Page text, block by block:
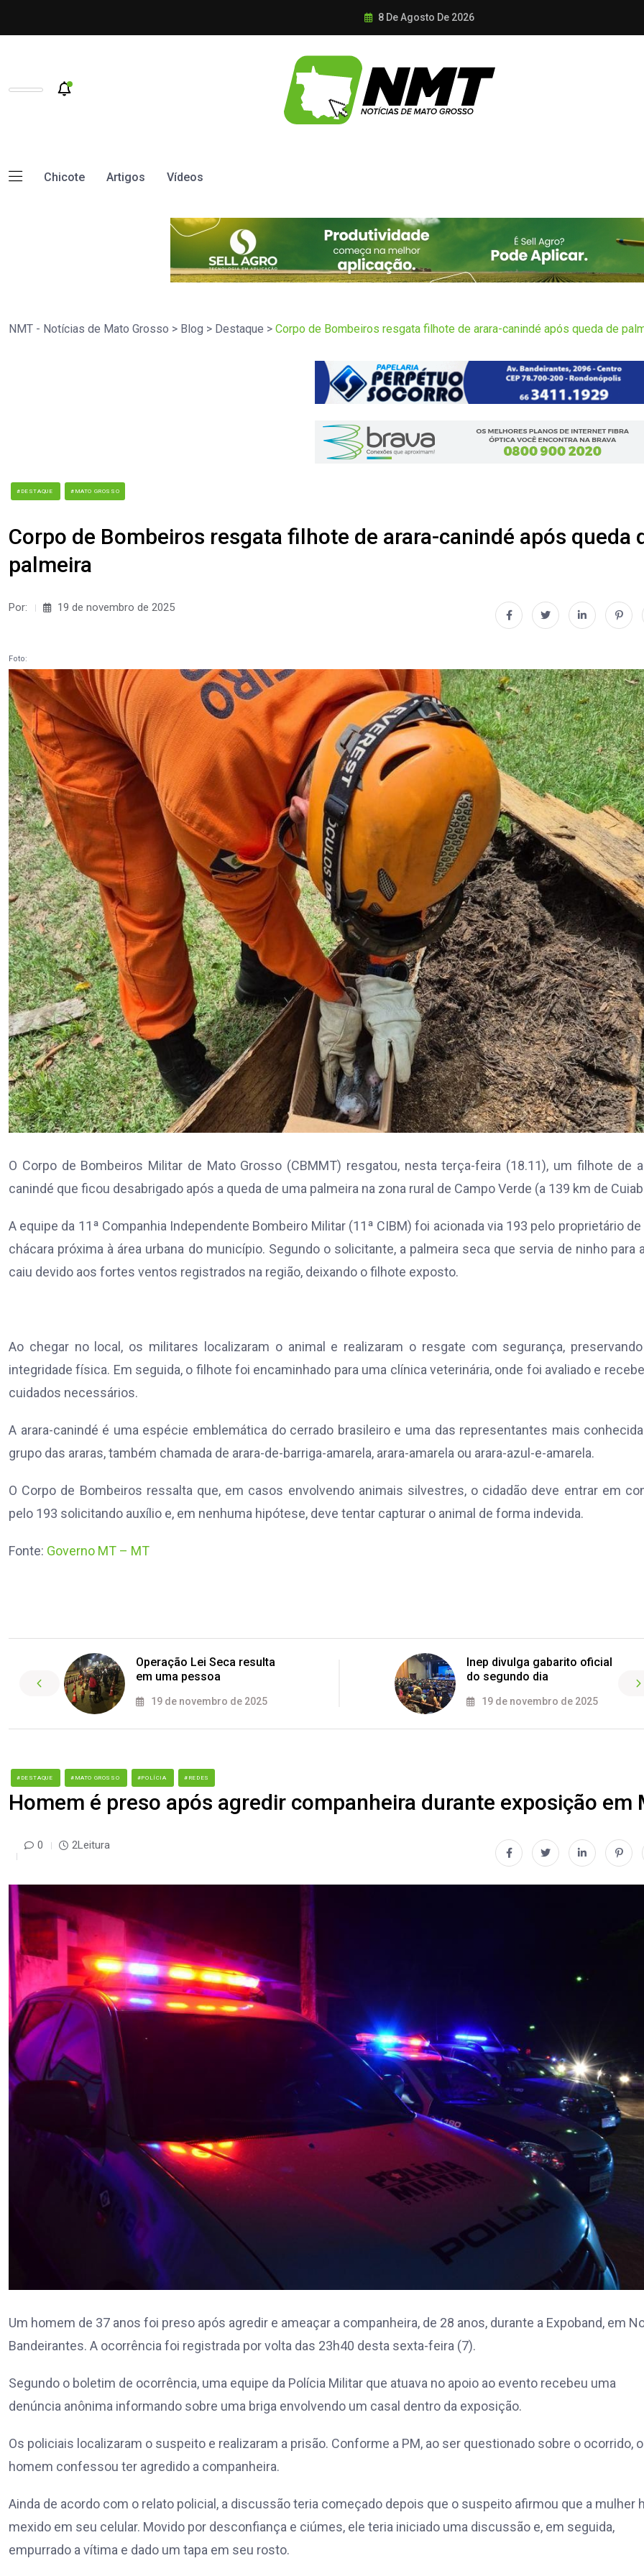
8 De Agosto De 2026
Chicote Artigos Vídeos
NMT - Notícias de Mato Grosso > Blog > Destaque > Corpo de Bombeiros resgata filhote de arara-canindé após queda de
#DESTAQUE #MATO GROSSO
Corpo de Bombeiros resgata filhote de arara-canindé após queda
palmeira
Por: 19 de novembro de 2025
Foto:
O Corpo de Bombeiros Militar de Mato Grosso (CBMMT) resgatou, nesta terça-feira (18.11), um filhote de
canindé que ficou desabrigado após a queda de uma palmeira na zona rural de Campo Verde (a 139 km de
A equipe da 11ª Companhia Independente Bombeiro Militar (11ª CIBM) foi acionada via 193 pelo proprietário
chácara próxima à área urbana do município. Segundo o solicitante, a palmeira seca que servia de ninho para
caiu devido aos fortes ventos registrados na região, deixando o filhote exposto.
Ao chegar no local, os militares localizaram o animal e realizaram o resgate com segurança,
integridade física. Em seguida, o filhote foi encaminhado para uma clínica veterinária, onde foi avaliado e
cuidados necessários.
A arara-canindé é uma espécie emblemática do cerrado brasileiro e uma das representantes mais
grupo das araras, também chamada de arara-de-barriga-amarela, arara-amarela ou arara-azul-e-amarela.
O Corpo de Bombeiros ressalta que, em casos envolvendo animais silvestres, o cidadão deve entrar em
pelo 193 solicitando auxílio e, em nenhuma hipótese, deve tentar capturar o animal de forma indevida.
Fonte: Governo MT – MT
Operação Lei Seca resulta
em uma pessoa
19 de novembro de 2025
Inep divulga gabarito oficial
do segundo dia
19 de novembro de 2025
#DESTAQUE #MATO GROSSO #POLÍCIA #REDES
Homem é preso após agredir companheira durante exposição em
0 2Leitura
Um homem de 37 anos foi preso após agredir e ameaçar a companheira, de 28 anos, durante a Expoband, em
Bandeirantes. A ocorrência foi registrada por volta das 23h40 desta sexta-feira (7).
Segundo o boletim de ocorrência, uma equipe da Polícia Militar que atuava no apoio ao evento recebeu uma
denúncia anônima informando sobre uma briga envolvendo um casal dentro da exposição.
Os policiais localizaram o suspeito e realizaram a prisão. Conforme a PM, ao ser questionado sobre o ocorrido, o
homem confessou ter agredido a companheira.
Ainda de acordo com o relato policial, a discussão teria começado depois que o suspeito afirmou que a mulher
mexido em seu celular. Movido por desconfiança e ciúmes, ele teria iniciado uma discussão e, em seguida,
empurrado a vítima e dado um tapa em seu rosto.